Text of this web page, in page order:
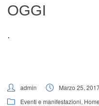
OGGI
admin Marzo 25,
Eventi e manifestazioni,